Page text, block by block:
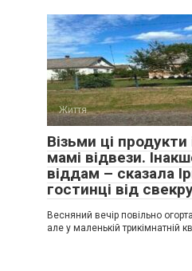
Життя
Візьми ці продукти
мамі відвези.
віддам – сказала
гостинці від
Весняний вечір повільно
але у маленькій трикімнатній